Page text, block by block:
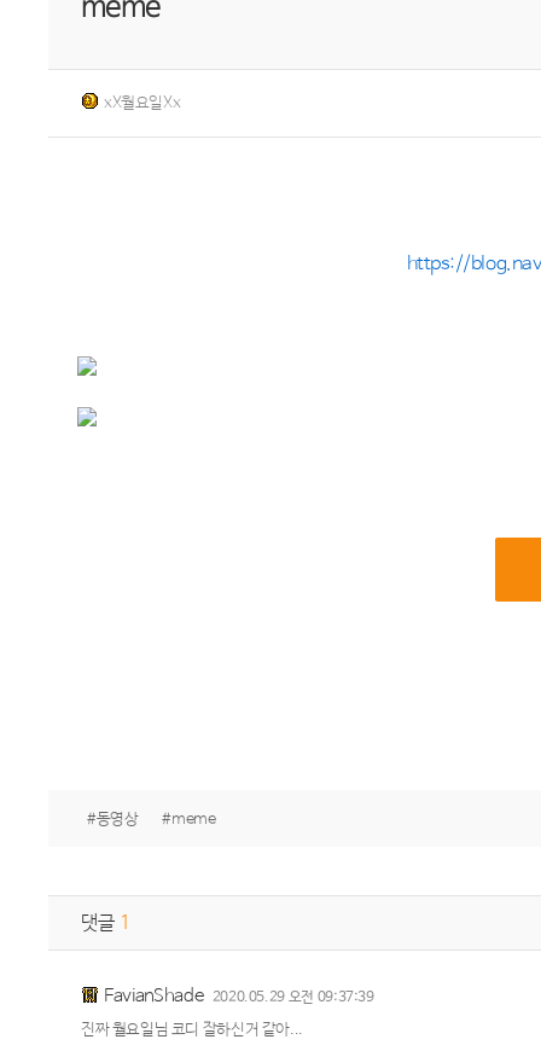
meme
xX월요일Xx
https://
#동영상 #meme
댓글 1
FavianShade 2020.05.29 오전 09:37:39
진짜 월요일님 코디 잘하신거 같아...